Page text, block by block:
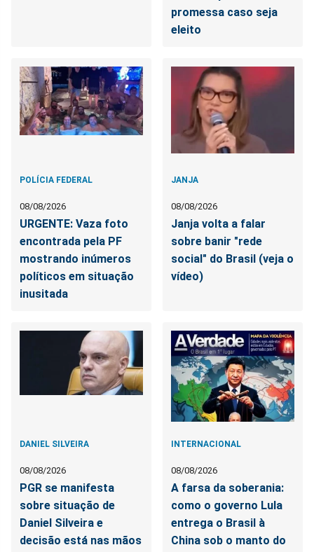
promessa caso seja
eleito
POLÍCIA FEDERAL
08/08/2026
URGENTE: Vaza foto
encontrada pela PF
mostrando inúmeros
políticos em situação
inusitada
JANJA
08/08/2026
Janja volta a falar
sobre banir "rede
social" do Brasil (veja o
vídeo)
DANIEL SILVEIRA
08/08/2026
PGR se manifesta
sobre situação de
Daniel Silveira e
decisão está nas mãos
INTERNACIONAL
08/08/2026
A farsa da soberania:
como o governo Lula
entrega o Brasil à
China sob o manto do